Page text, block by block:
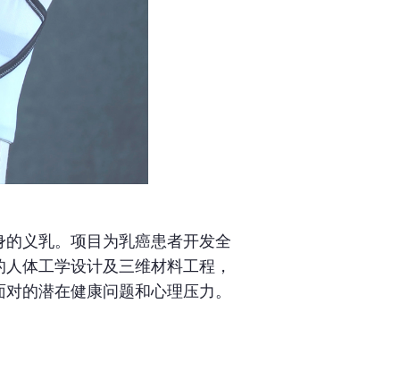
义乳。项目为乳癌患者开发全
体工学设计及三维材料工程，
的潜在健康问题和心理压力。